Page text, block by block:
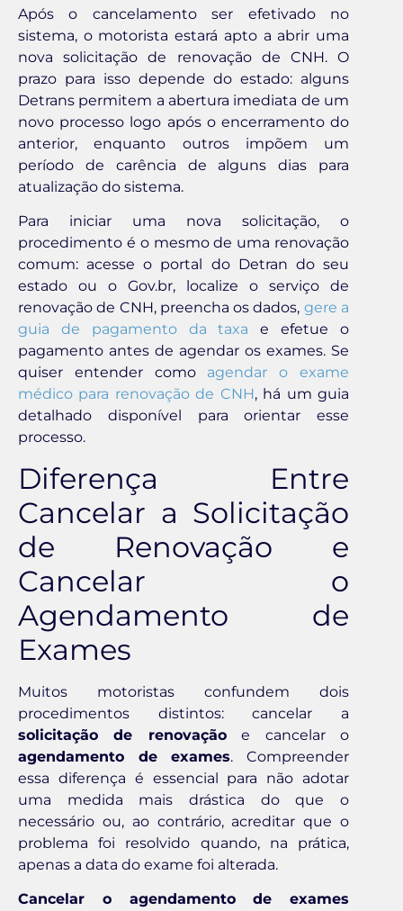
Após o cancelamento ser efetivado no
sistema, o motorista estará apto a abrir uma
nova solicitação de renovação de CNH. O
prazo para isso depende do estado: alguns
Detrans permitem a abertura imediata de um
novo processo logo após o encerramento do
anterior, enquanto outros impõem um
período de carência de alguns dias para
atualização do sistema.
Para iniciar uma nova solicitação, o
procedimento é o mesmo de uma renovação
comum: acesse o portal do Detran do seu
estado ou o Gov.br, localize o serviço de
renovação de CNH, preencha os dados, gere a
guia de pagamento da taxa e efetue o
pagamento antes de agendar os exames. Se
quiser entender como agendar o exame
médico para renovação de CNH, há um guia
detalhado disponível para orientar esse
processo.
Diferença Entre
Cancelar a Solicitação
de Renovação e
Cancelar o
Agendamento de
Exames
Muitos motoristas confundem dois
procedimentos distintos: cancelar a
solicitação de renovaçãoe cancelar o
agendamento de exames. Compreender
essa diferença é essencial para não adotar
uma medida mais drástica do que o
necessário ou, ao contrário, acreditar que o
problema foi resolvido quando, na prática,
apenas a data do exame foi alterada.
Cancelar o agendamento de exames